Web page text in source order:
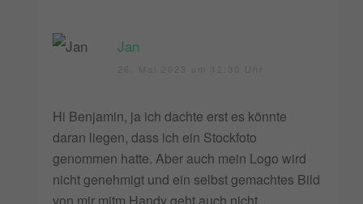
Jan
Hi Benjamin, ja ich dachte erst es könnte
daran liegen, dass ich ein Stockfoto
genommen hatte. Aber auch mein Logo wird
nicht genehmigt und ein selbst gemachtes Bild